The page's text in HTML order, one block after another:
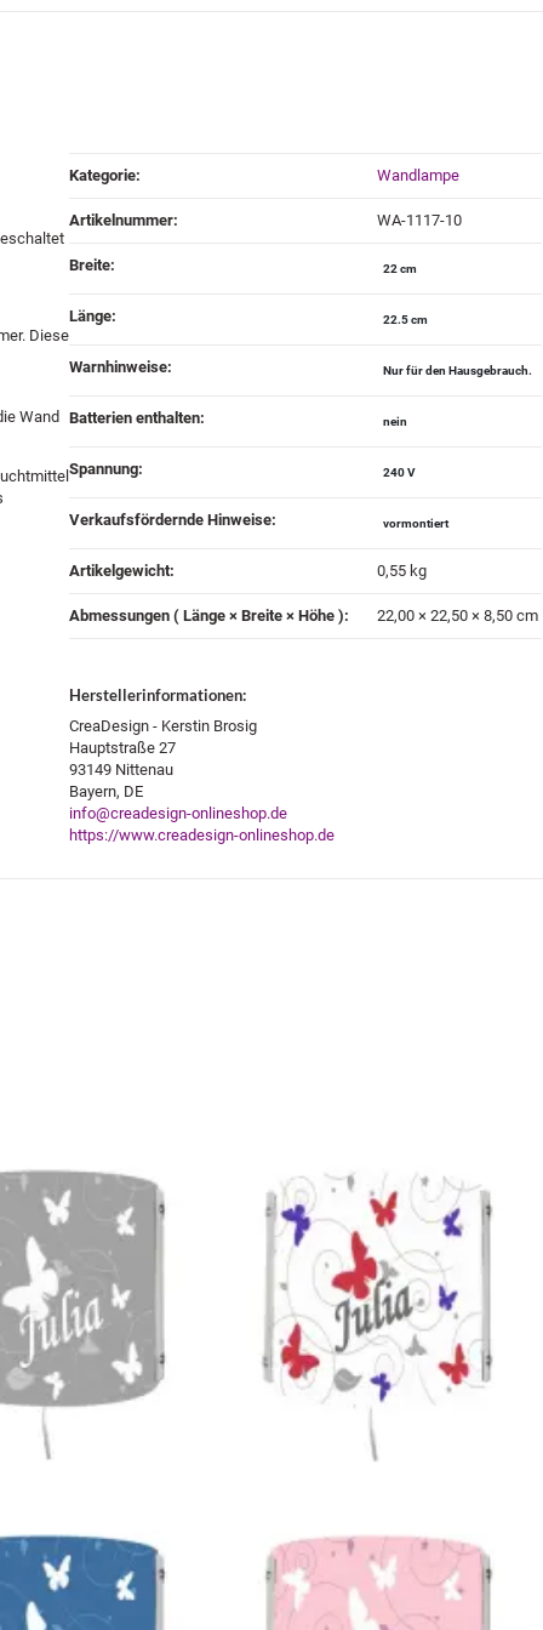
Diese
Wand
Produkteigenschaft
Wert
Kategorie: Wandlampe
Artikelnummer: WA-1117-10
Breite‍: 22 cm
Länge‍: 22.5 cm
Warnhinweise‍: Nur für den Hausgebrauch.
Batterien enthalten‍: nein
Spannung‍: 240 V
Verkaufsfördernde Hinweise‍: vormontiert
Artikelgewicht‍: 0,55 kg
Abmessungen ( Länge × Breite × Höhe )‍: 22,00 × 22,50 × 8,50 cm
Herstellerinformationen:
CreaDesign - Kerstin Brosig
Hauptstraße 27
93149 Nittenau
Bayern, DE
info@creadesign-onlineshop.de
https://www.creadesign-onlineshop.de